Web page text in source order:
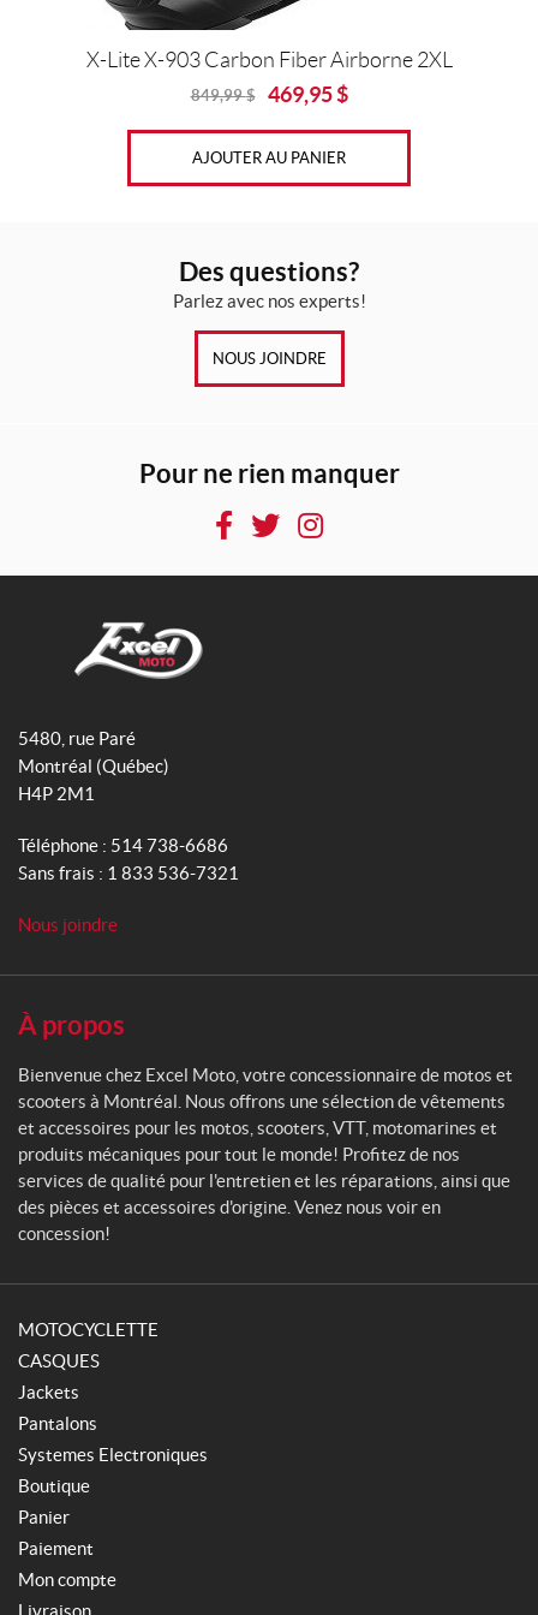
X-Lite X-903 Carbon Fiber Airborne 2XL
849,99$
Original
price
was:
849,99
$.
469,95$
Current
price
is:
469,95
$.
AJOUTER AU PANIER
Des questions?
Parlez avec nos experts!
NOUS JOINDRE
Pour ne rien manquer
F
T
I
x
c
e
l
M
o
t
o
5480, rue Paré
Montréal (Québec)
H4P 2M1
Téléphone : 514 738-6686
Sans frais : 1 833 536-7321
Nous joindre
À propos
Bienvenue chez Excel Moto, votre concessionnaire de motos et
scooters à Montréal. Nous offrons une sélection de vêtements
et accessoires pour les motos, scooters, VTT, motomarines et
produits mécaniques pour tout le monde! Profitez de nos
services de qualité pour l'entretien et les réparations, ainsi que
des pièces et accessoires d'origine. Venez nous voir en
concession!
MOTOCYCLETTE
CASQUES
Jackets
Pantalons
Systemes Electroniques
Boutique
Panier
Paiement
Mon compte